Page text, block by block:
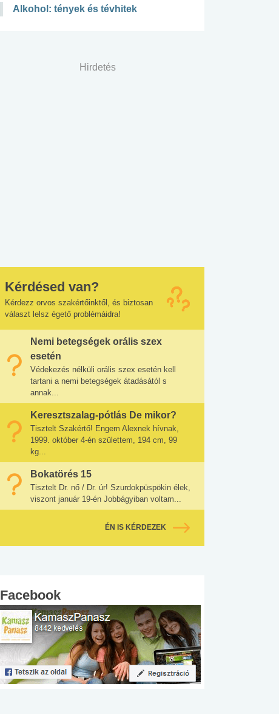
Alkohol: tények és tévhitek
Hirdetés
Kérdésed van?
Kérdezz orvos szakértőinktől, és biztosan
választ lelsz égető problémáidra!
Nemi betegségek orális szex
esetén
Védekezés nélküli orális szex esetén kell
tartani a nemi betegségek átadásától s
annak...
Keresztszalag-pótlás De mikor?
Tisztelt Szakértő! Engem Alexnek hívnak,
1999. október 4-én születtem, 194 cm, 99
kg...
Bokatörés 15
Tisztelt Dr. nő / Dr. úr! Szurdokpüspökin élek,
viszont január 19-én Jobbágyiban voltam...
ÉN IS KÉRDEZEK
Facebook